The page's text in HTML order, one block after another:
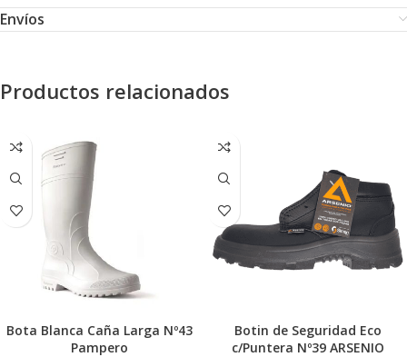
Envíos
Productos relacionados
Bota Blanca Caña Larga Nº43
Pampero
Botin de Seguridad Eco
c/Puntera Nº39 ARSENIO